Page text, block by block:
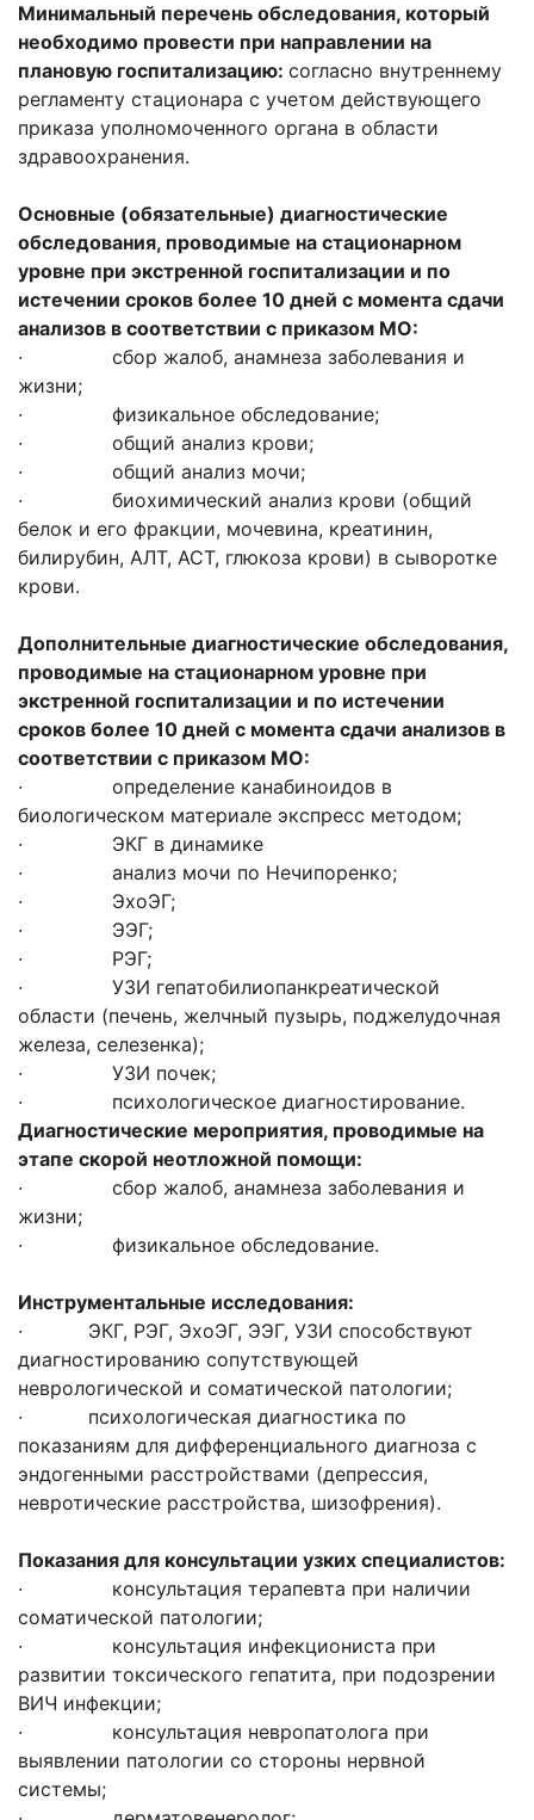
Минимальный перечень обследования, который
необходимо провести при направлении на
плановую госпитализацию: согласно внутреннему
регламенту стационара с учетом действующего
приказа уполномоченного органа в области
здравоохранения.
Основные (обязательные) диагностические
обследования, проводимые на стационарном
уровне при экстренной госпитализации и по
истечении сроков более 10 дней с момента сдачи
анализов в соответствии с приказом МО:
· сбор жалоб, анамнеза заболевания и
жизни;
· физикальное обследование;
· общий анализ крови;
· общий анализ мочи;
· биохимический анализ крови (общий
белок и его фракции, мочевина, креатинин,
билирубин, АЛТ, АСТ, глюкоза крови) в сыворотке
крови.
Дополнительные диагностические обследования,
проводимые на стационарном уровне при
экстренной госпитализации и по истечении
сроков более 10 дней с момента сдачи анализов в
соответствии с приказом МО:
· определение канабиноидов в
биологическом материале экспресс методом;
· ЭКГ в динамике
· анализ мочи по Нечипоренко;
· ЭхоЭГ;
· ЭЭГ;
· РЭГ;
· УЗИ гепатобилиопанкреатической
области (печень, желчный пузырь, поджелудочная
железа, селезенка);
· УЗИ почек;
· психологическое диагностирование.
Диагностические мероприятия, проводимые на
этапе скорой неотложной помощи:
· сбор жалоб, анамнеза заболевания и
жизни;
· физикальное обследование.
Инструментальные исследования:
· ЭКГ, РЭГ, ЭхоЭГ, ЭЭГ, УЗИ способствуют
диагностированию сопутствующей
неврологической и соматической патологии;
· психологическая диагностика по
показаниям для дифференциального диагноза с
эндогенными расстройствами (депрессия,
невротические расстройства, шизофрения).
Показания для консультации узких специалистов:
· консультация терапевта при наличии
соматической патологии;
· консультация инфекциониста при
развитии токсического гепатита, при подозрении
ВИЧ инфекции;
· консультация невропатолога при
выявлении патологии со стороны нервной
системы;